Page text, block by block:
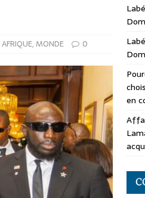
AFRIQUE,MONDE 0
en